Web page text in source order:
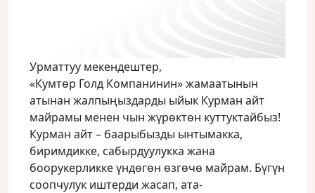
Урматтуу мекендештер,
«Кумтөр Голд Компанинин» жамаатынын
атынан жалпыңыздарды ыйык Курман айт
майрамы менен чын жүрөктөн куттуктайбыз!
Курман айт – баарыбызды ынтымакка,
биримдикке, сабырдуулукка жана
боорукерликке үндөгөн өзгөчө майрам. Бүгүн
соопчулук иштерди жасап, ата-